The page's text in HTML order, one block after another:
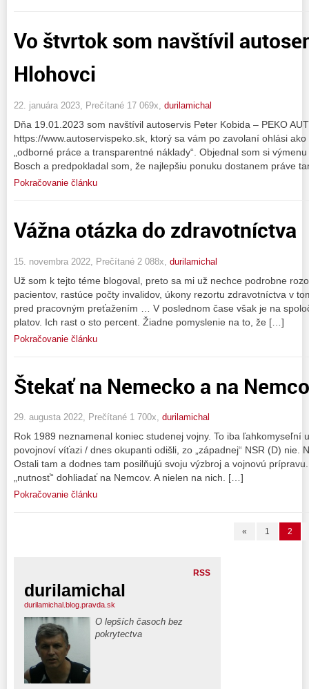
Vo štvrtok som navštívil
Hlohovci
22. januára 2023, Prečítané 17 069x, durilamichal
Dňa 19.01.2023 som navštívil autoservis Peter Kobida – PEKO
https://www.autoservispeko.sk, ktorý sa vám po zavolaní ohlási
„odborné práce a transparentné náklady“. Objednal som si
Bosch a predpokladal som, že najlepšiu ponuku dostanem práve
Pokračovanie článku
Vážna otázka do zdravotníctva
15. novembra 2022, Prečítané 2 088x, durilamichal
Už som k tejto téme blogoval, preto sa mi už nechce podrobne
pacientov, rastúce počty invalidov, úkony rezortu zdravotníctva v
pred pracovným preťažením … V poslednom čase však je na
platov. Ich rast o sto percent. Žiadne pomyslenie na to, že […]
Pokračovanie článku
Štekať na Nemecko a na
29. augusta 2022, Prečítané 1 700x, durilamichal
Rok 1989 neznamenal koniec studenej vojny. To iba ľahkomyseľní
povojnoví víťazi / dnes okupanti odišli, zo „západnej“ NSR (D) nie.
Ostali tam a dodnes tam posilňujú svoju výzbroj a vojnovú
„nutnosť“ dohliadať na Nemcov. A nielen na nich. […]
Pokračovanie článku
« 1 2
RSS
durilamichal
durilamichal.blog.pravda.sk
O lepších časoch bez
pokrytectva